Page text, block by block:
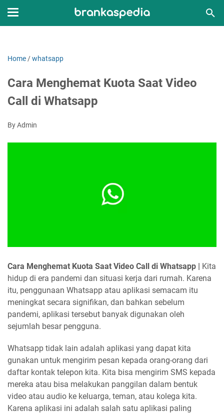
Home /whatsapp
Cara Menghemat Kuota Saat Video
Call di Whatsapp
By Admin
Cara Menghemat Kuota Saat Video Call di Whatsapp |
Kita
hidup di era pandemi dan situasi kerja dari rumah. Karena
itu, penggunaan Whatsapp atau aplikasi semacam itu
meningkat secara signifikan, dan bahkan sebelum
pandemi, aplikasi tersebut banyak digunakan oleh
sejumlah besar pengguna.
Whatsapp tidak lain adalah aplikasi yang dapat kita
gunakan untuk mengirim pesan kepada orang-orang dari
daftar kontak telepon kita. Kita bisa mengirim SMS kepada
mereka atau bisa melakukan panggilan dalam bentuk
video atau audio ke keluarga, teman, atau kolega kita.
Karena aplikasi ini adalah salah satu aplikasi paling